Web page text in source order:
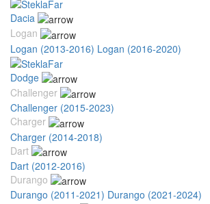
Dacia
Logan
Logan (2013-2016) Logan (2016-2020)
Dodge
Challenger
Challenger (2015-2023)
Charger
Charger (2014-2018)
Dart
Dart (2012-2016)
Durango
Durango (2011-2021) Durango (2021-2024)